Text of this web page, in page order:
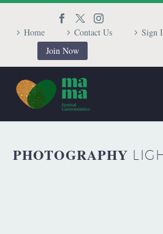
Home Contact Us Sign
Join Now
PHOTOGRAPHY